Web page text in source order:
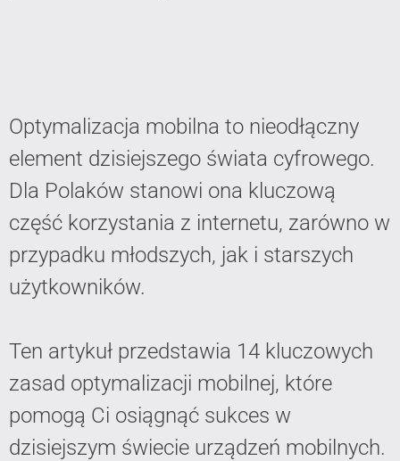
Optymalizacja mobilna to nieodłączny
element dzisiejszego świata cyfrowego.
Dla Polaków stanowi ona kluczową
część korzystania z internetu, zarówno w
przypadku młodszych, jak i starszych
użytkowników.
Ten artykuł przedstawia 14 kluczowych
zasad optymalizacji mobilnej, które
pomogą Ci osiągnąć sukces w
dzisiejszym świecie urządzeń mobilnych.